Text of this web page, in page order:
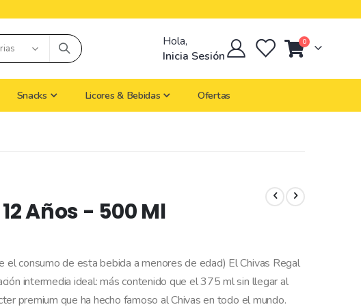
Hola,
Inicia Sesión
Cart
0artículos
Snacks Licores & Bebidas Ofertas
Años - 500 Ml
el consumo de esta bebida a menores de edad) El Chivas Regal
intermedia ideal: más contenido que el 375 ml sin llegar al
premium que ha hecho famoso al Chivas en todo el mundo.